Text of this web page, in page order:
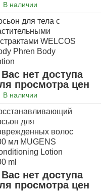
В наличии
для тела с
WELCOS
Phren Body
нет доступа
просмотра цен
В наличии
для
волос
мл MUGENS
Lotion
ml
нет доступа
просмотра цен